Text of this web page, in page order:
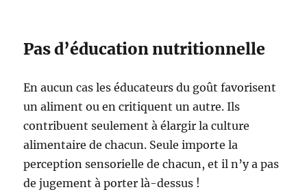
Pas d’éducation nutritionnelle
En aucun cas les éducateurs du goût favorisent
un aliment ou en critiquent un autre. Ils
contribuent seulement à élargir la culture
alimentaire de chacun. Seule importe la
perception sensorielle de chacun, et il n’y a pas
de jugement à porter là-dessus !